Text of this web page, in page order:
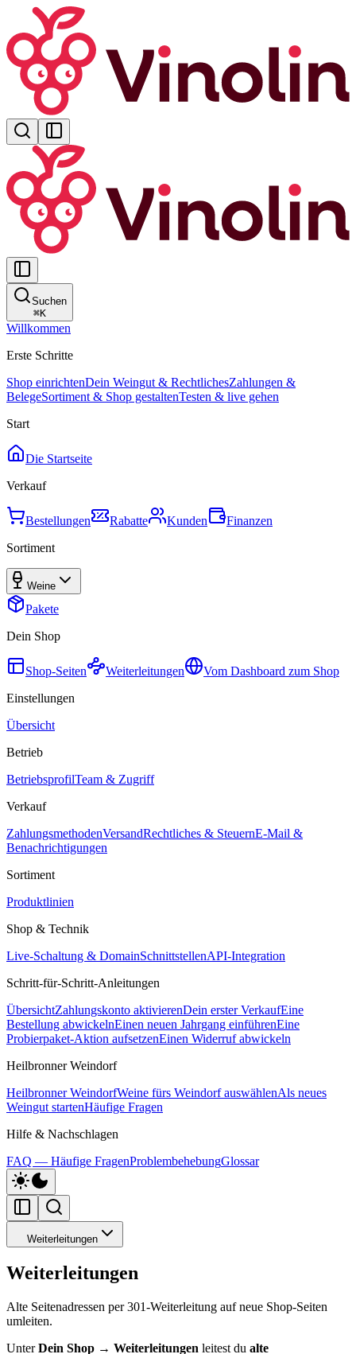
Suchen
⌘K
Willkommen
Erste Schritte
Shop einrichtenDein Weingut & RechtlichesZahlungen &
BelegeSortiment & Shop gestaltenTesten & live gehen
Start
Die Startseite
Verkauf
Bestellungen Rabatte Kunden
Finanzen
Sortiment
Weine
Pakete
Dein Shop
Shop-Seiten Weiterleitungen
Vom Dashboard zum Shop
Einstellungen
Übersicht
Betrieb
BetriebsprofilTeam & Zugriff
Verkauf
ZahlungsmethodenVersandRechtliches & SteuernE-Mail &
Benachrichtigungen
Sortiment
Produktlinien
Shop & Technik
Live-Schaltung & DomainSchnittstellenAPI-Integration
Schritt-für-Schritt-Anleitungen
ÜbersichtZahlungskonto aktivierenDein erster VerkaufEine
Bestellung abwickelnEinen neuen Jahrgang einführenEine
Probierpaket-Aktion aufsetzenEinen Widerruf abwickeln
Heilbronner Weindorf
Heilbronner WeindorfWeine fürs Weindorf auswählenAls neues
Weingut startenHäufige Fragen
Hilfe & Nachschlagen
FAQ — Häufige FragenProblembehebungGlossar
Weiterleitungen
Weiterleitungen
Alte Seitenadressen per 301-Weiterleitung auf neue Shop-Seiten
umleiten.
UnterDein Shop → Weiterleitungen leitest du alte